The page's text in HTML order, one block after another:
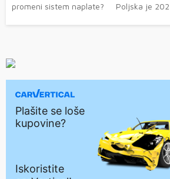
promeni sistem naplate? Poljska je